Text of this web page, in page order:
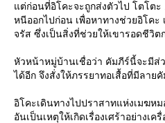
ต่ก่อนที่อิโคะจะถูกส่งตัวไป โตโตะ
หนีออกไปก่อน เพื่อหาทางช่วยอิโคะ
จรัส ซึ่งเป็นสิ่งที่ช่วยให้เขารอดชีวิต
หัวหน้าหมู่บ้านเชื่อว่า คัมภีร์นี้จะมี
ได้อีก จึงสั่งให้ภรรยาทอเสื้อที่มีลาย
อิโคะเดินทางไปปราสาทแห่งเมฆห
อันเป็นเหตุให้เกิดเรื่องเศร้าอย่างเค